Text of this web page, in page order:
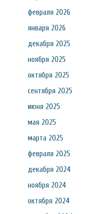
февраля 2026
января 2026
декабря 2025
ноября 2025
октября 2025
сентября 2025
июня 2025
мая 2025
марта 2025
февраля 2025
декабря 2024
ноября 2024
октября 2024